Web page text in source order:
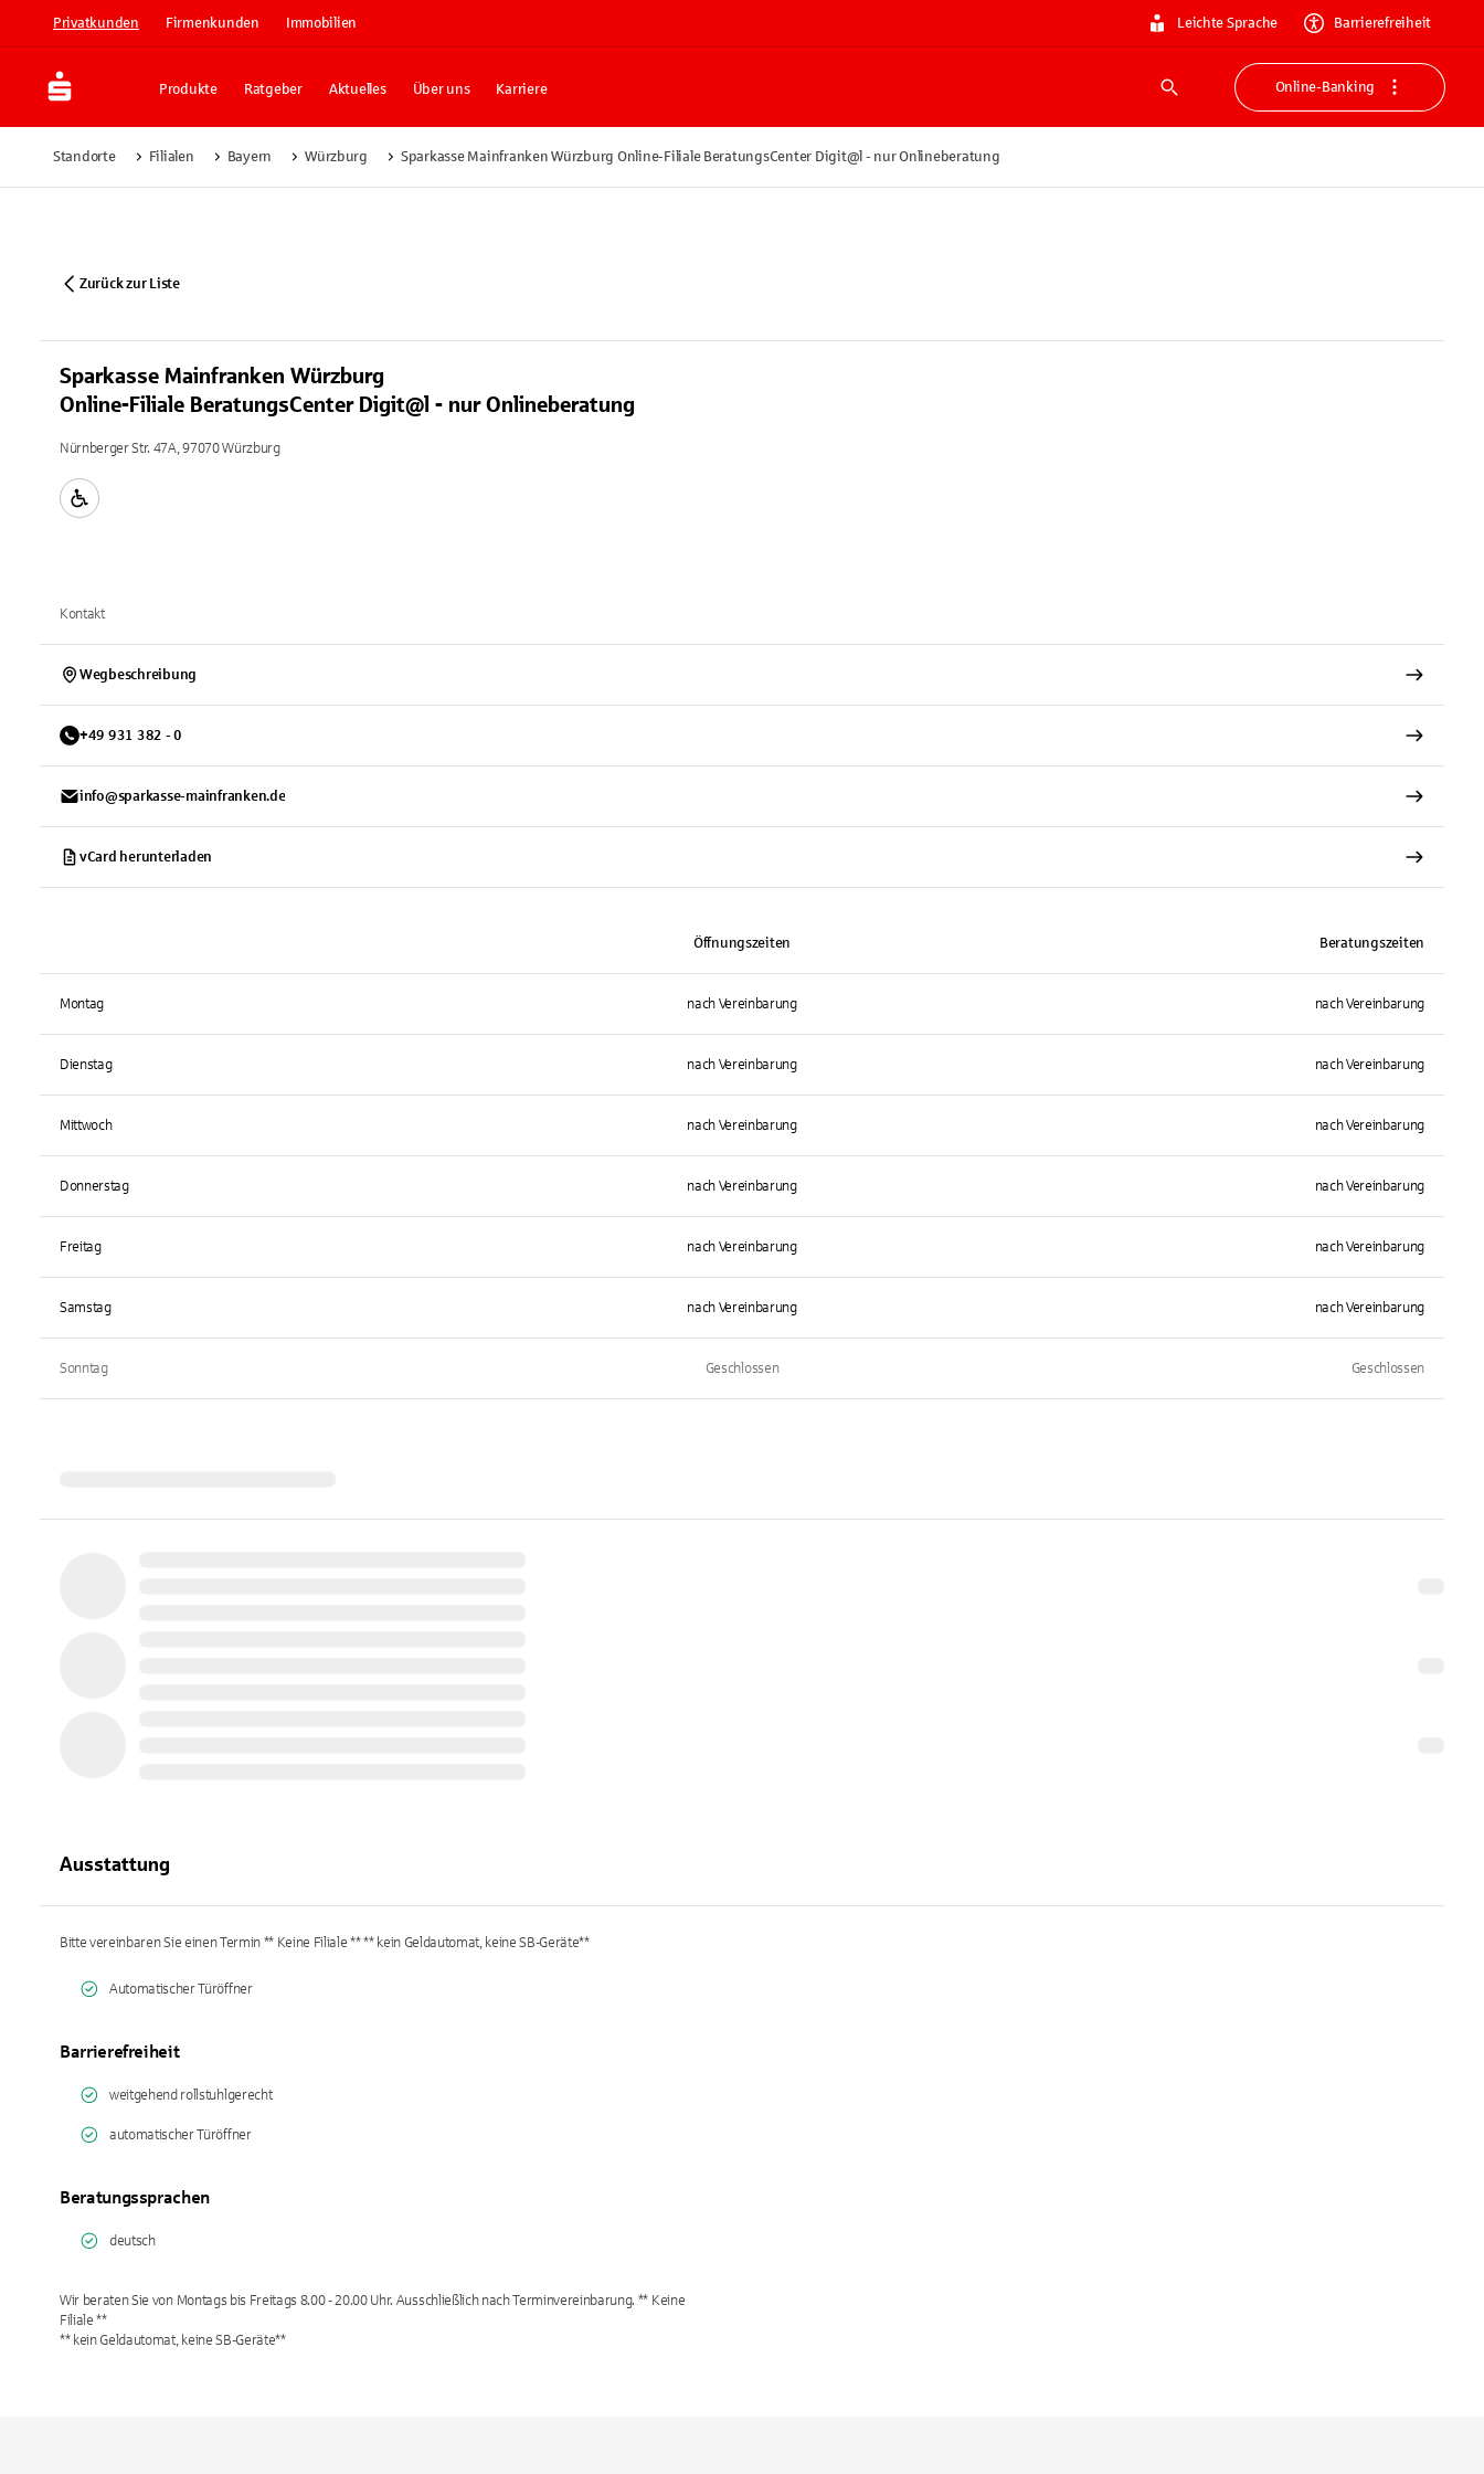
Privatkunden Firmenkunden Immobilien Leichte Sprache Barrierefreiheit
Produkte Ratgeber Aktuelles Über uns Karriere
Suche
Online-Banking
Standorte Filialen Bayern Würzburg Sparkasse Mainfranken Würzburg Online-Filiale BeratungsCenter Digit@l - nur Onlineberatung
Zurück zur Liste
Sparkasse Mainfranken Würzburg
Online-Filiale BeratungsCenter Digit@l - nur Onlineberatung
Nürnberger Str. 47A, 97070 Würzburg
Kontakt
Wegbeschreibung
+49 931 382 - 0
info@sparkasse-mainfranken.de
vCard herunterladen
Öffnungszeiten Beratungszeiten
Montag nach Vereinbarung nach Vereinbarung
Dienstag nach Vereinbarung nach Vereinbarung
Mittwoch nach Vereinbarung nach Vereinbarung
Donnerstag nach Vereinbarung nach Vereinbarung
Freitag nach Vereinbarung nach Vereinbarung
Samstag nach Vereinbarung nach Vereinbarung
Sonntag Geschlossen Geschlossen
Ausstattung
Bitte vereinbaren Sie einen Termin ** Keine Filiale ** ** kein Geldautomat, keine SB-Geräte**
Automatischer Türöffner
Barrierefreiheit
weitgehend rollstuhlgerecht
automatischer Türöffner
Beratungssprachen
deutsch
Wir beraten Sie von Montags bis Freitags 8.00 - 20.00 Uhr. Ausschließlich nach Terminvereinbarung. ** Keine
Filiale **
** kein Geldautomat, keine SB-Geräte**